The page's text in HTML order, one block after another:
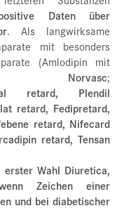
Daten über
. Als langwirksame
mit besonders
(Amlodipin mit
Norvasc;
retard, Plendil
retard, Fedipretard,
retard, Nifecard
retard, Tensan
erster Wahl Diuretica,
Zeichen einer
und bei diabetischer